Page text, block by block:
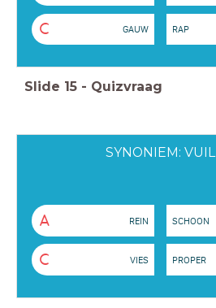
C GAUW RAP
Slide 15 - Quizvraag
SYNONIEM: VUIL
A REIN SCHOON
C VIES PROPER